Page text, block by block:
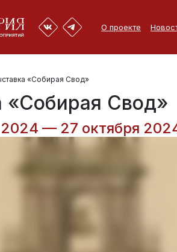
О проекте
«Собирая Свод»
«Собирая Свод»
2024 — 27 октября